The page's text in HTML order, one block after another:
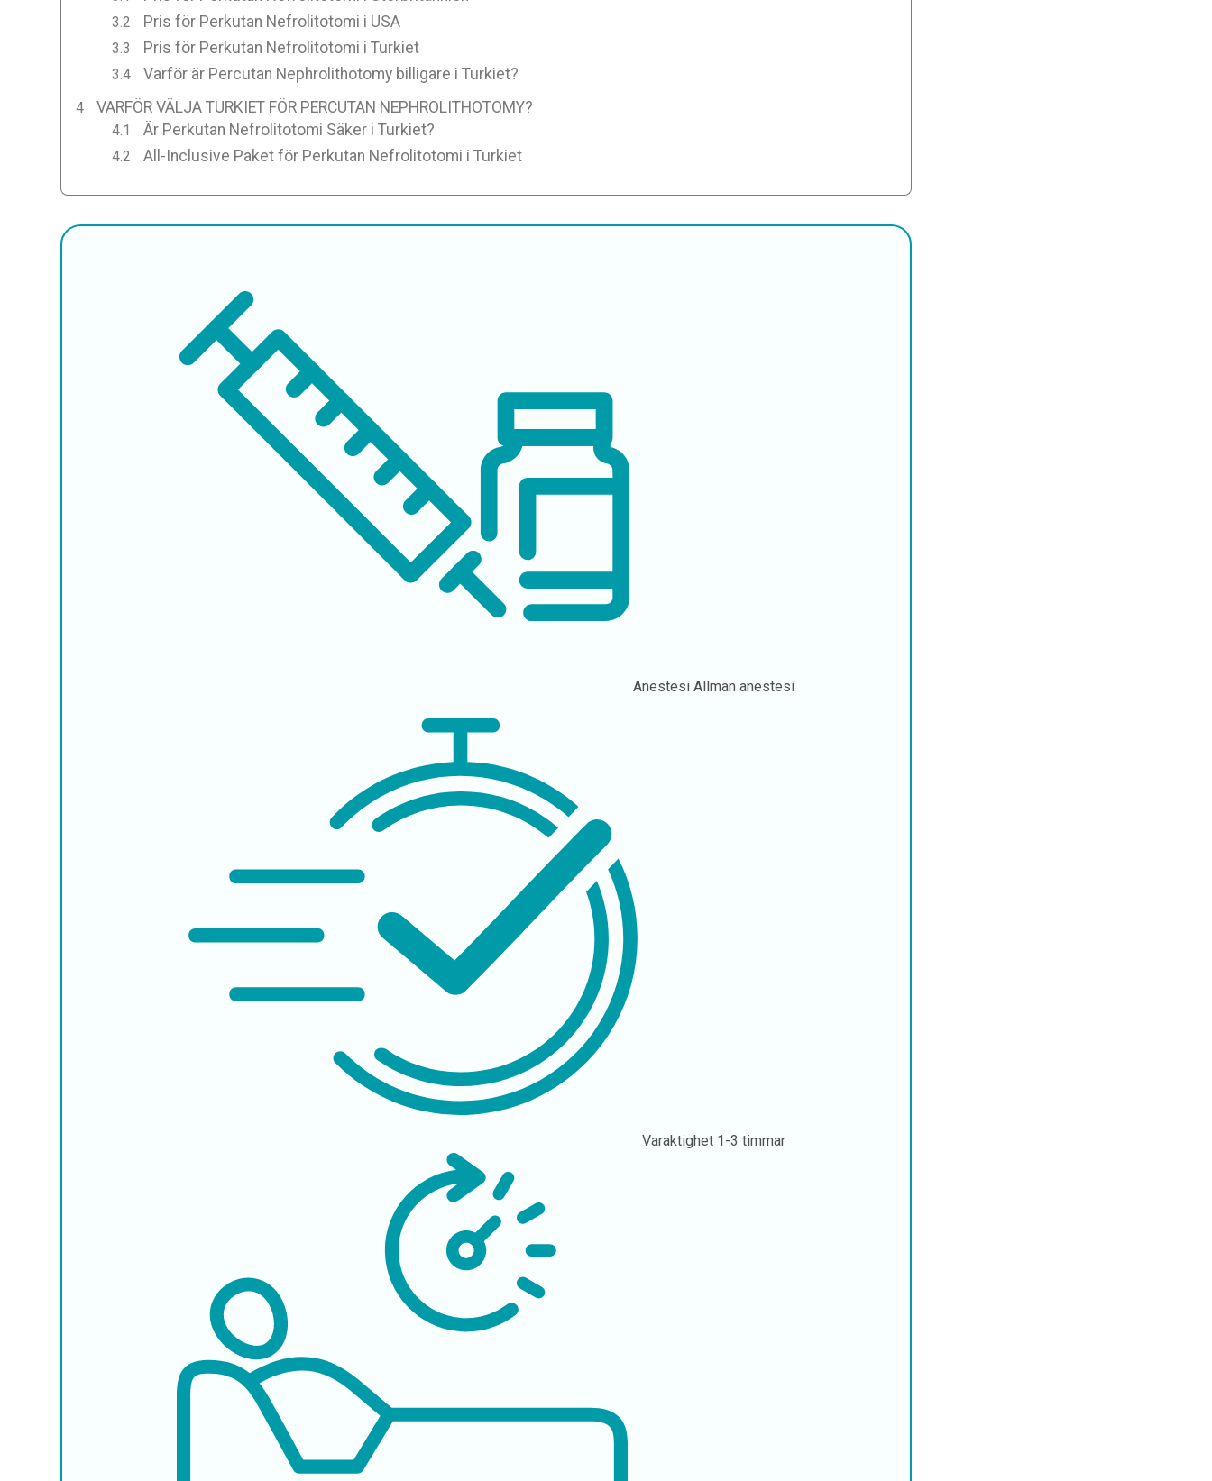
Pris för Perkutan Nefrolitotomi i USA
Pris för Perkutan Nefrolitotomi i Turkiet
Varför är Percutan Nephrolithotomy billigare i Turkiet?
VARFÖR VÄLJA TURKIET FÖR PERCUTAN NEPHROLITHOTOMY?
Är Perkutan Nefrolitotomi Säker i Turkiet?
All-Inclusive Paket för Perkutan Nefrolitotomi i Turkiet
Anestesi Allmän anestesi
Varaktighet 1-3 timmar